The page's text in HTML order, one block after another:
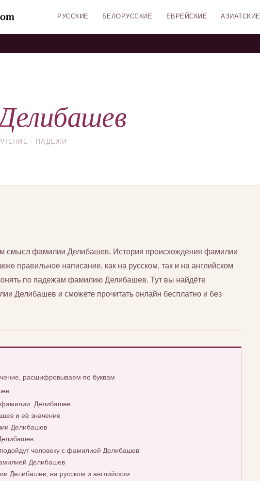
РУССКИЕ БЕЛОРУССКИЕ ЕВРЕЙСКИЕ АЗИАТСКИЕ
· ПАДЕЖИ
смысл фамилии Делибашев. История происхождения фамилии
правильное написание, как на русском, так и на английском
по падежам фамилию Делибашев. Тут вы найдёте
Делибашев и сможете прочитать онлайн бесплатно и без
расшифровываем по буквам
Делибашев
и её значение
Делибашев
человеку с фамилией Делибашев
Делибашев
Делибашев, на русском и английском